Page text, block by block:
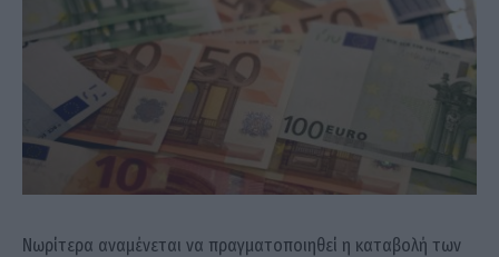
Νωρίτερα αναμένεται να πραγματοποιηθεί η καταβολή των